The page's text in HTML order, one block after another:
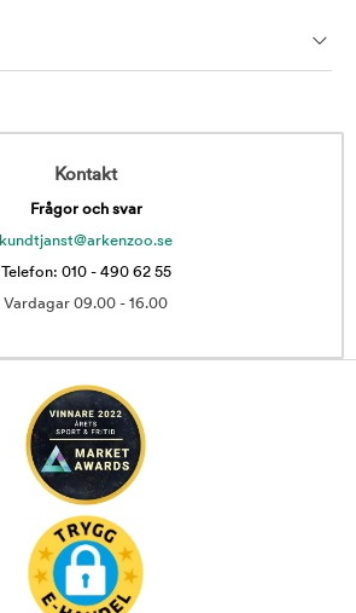
Kontakt
Frågor och svar
kundtjanst@arkenzoo.se
Telefon: 010 - 490 62 55
Vardagar 09.00 - 16.00